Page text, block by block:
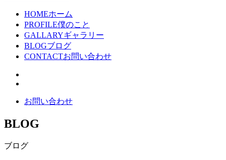
HOMEホーム
PROFILE僕のこと
GALLARYギャラリー
BLOGブログ
CONTACTお問い合わせ
お問い合わせ
BLOG
ブログ